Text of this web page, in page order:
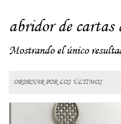
abridor de cartas
Mostrando el único